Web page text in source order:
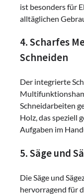
ist besonders für
alltäglichen
4. Scharfes
Schneiden
Der integrierte
Schneidarbeiten
Holz, das speziell
Aufgaben im
5. Säge und
Die Säge und
hervorragend für